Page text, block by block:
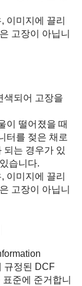
이미지에 끌리
고장이 아닙니
색되어 고장을
이 떨어졌을 때
터를 젖은 채로
되는 경우가 있
습니다.
이미지에 끌리
고장이 아닙니
규정된 DCF
준에 준거합니